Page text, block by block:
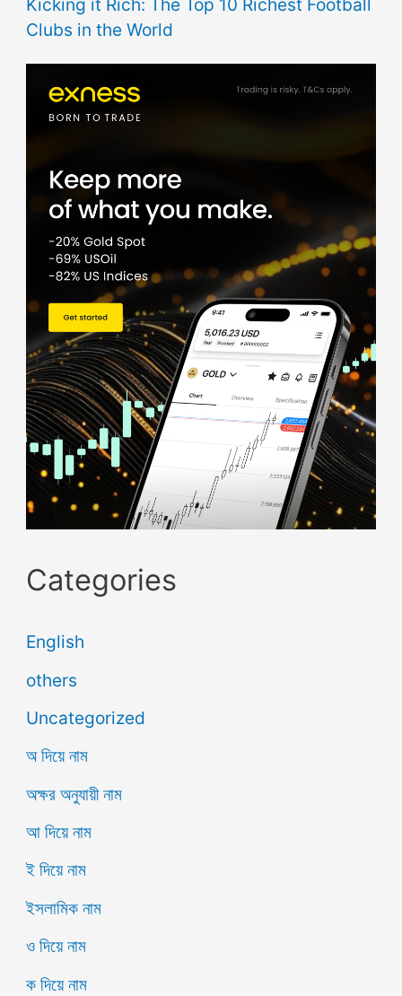
Kicking it Rich: The Top 10 Richest Football
Clubs in the World
Categories
English
others
Uncategorized
অ দিয়ে নাম
অক্ষর অনুযায়ী নাম
আ দিয়ে নাম
ই দিয়ে নাম
ইসলামিক নাম
ও দিয়ে নাম
ক দিয়ে নাম